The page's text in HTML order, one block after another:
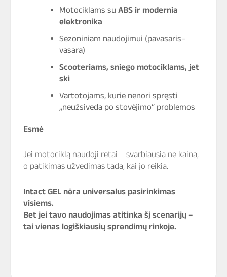
Motociklams su ABS ir modernia
elektronika
Sezoniniam naudojimui (pavasaris–
vasara)
Scooteriams, sniego motociklams, jet
ski
Vartotojams, kurie nenori spręsti
„neužsiveda po stovėjimo“ problemos
Esmė
Jei motociklą naudoji retai – svarbiausia ne kaina,
o patikimas užvedimas tada, kai jo reikia.
Intact GEL nėra universalus pasirinkimas
visiems.
Bet jei tavo naudojimas atitinka šį scenarijų –
tai vienas logiškiausių sprendimų rinkoje.